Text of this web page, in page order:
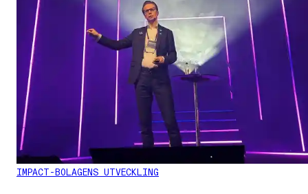
IMPACT-BOLAGENS UTVECKLING